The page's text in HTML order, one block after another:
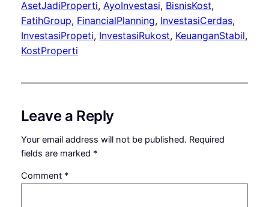
AsetJadiProperti, AyoInvestasi, BisnisKost ,
FatihGroup, FinancialPlanning, InvestasiCerdas ,
InvestasiPropeti, InvestasiRukost, KeuanganStabil ,
KostProperti
Leave a Reply
Your email address will not be published. Required
fields are marked *
Comment *